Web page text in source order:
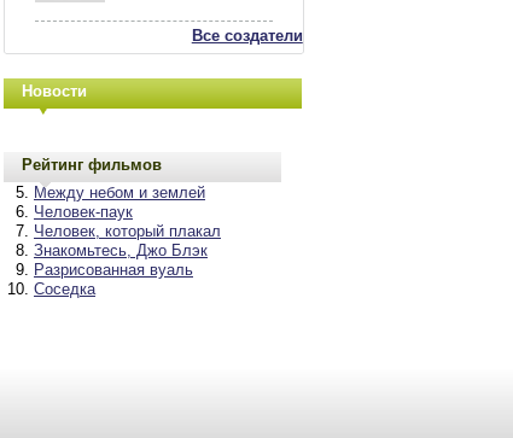
Все создатели
Новости
Рейтинг фильмов
Между небом и землей
Человек-паук
Человек, который плакал
Знакомьтесь, Джо Блэк
Разрисованная вуаль
Соседка